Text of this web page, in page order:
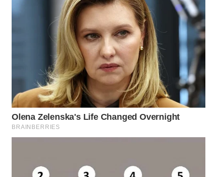
WAHANA
TV
WAHANANEWS
ID
CO ID